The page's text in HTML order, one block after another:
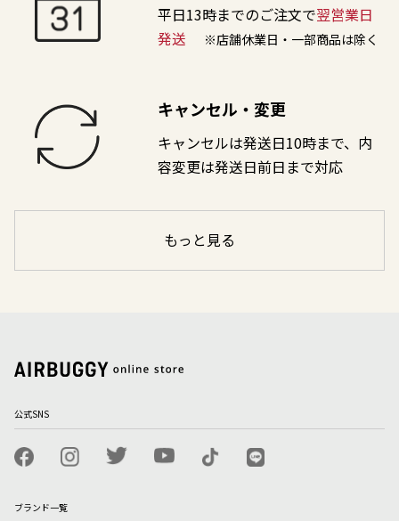
平日13時までのご注文で翌営業日
発送
※店舗休業日・一部商品は除く
キャンセル・変更
キャンセルは発送日10時まで、内
容変更は発送日前日まで対応
もっと見る
公式SNS
ブランド一覧